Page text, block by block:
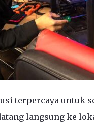
terpercaya untuk
langsung ke